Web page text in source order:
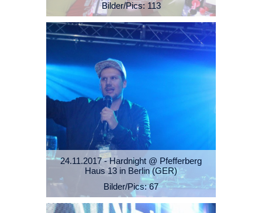
Bilder/Pics: 113
24.11.2017 - Hardnight @ Pfefferberg
Haus 13 in Berlin (GER)
Bilder/Pics: 67